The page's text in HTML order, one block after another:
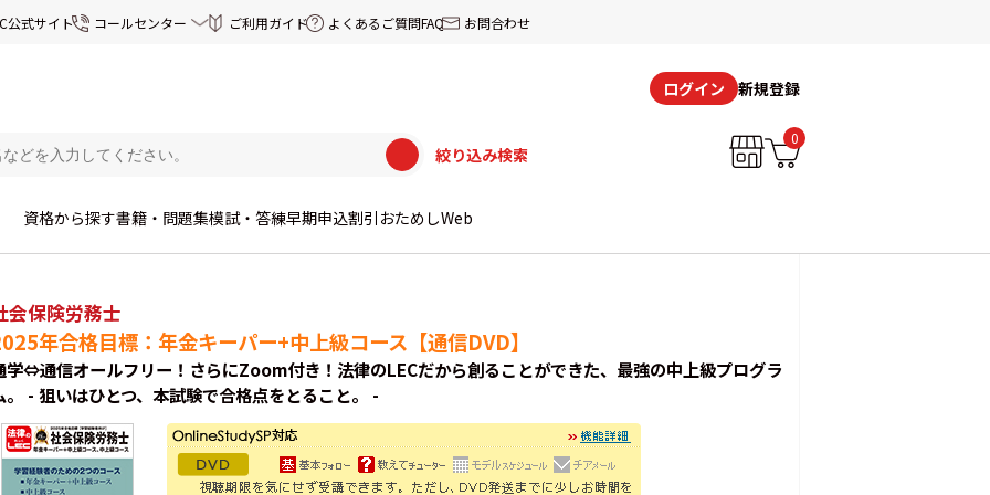
公式サイト コールセンター ご利用ガイド よくあるご質問FAQ お問合わせ
ログイン 新規登録
絞り込み検索
0
資格から探す書籍・問題集模試・答練早期申込割引 おためしWeb
会保険労務士
年合格目標：年金キーパー+中上級コース【通信DVD】
学⇔通信オールフリー！さらにZoom付き！法律のLECだから創ることができた、最強の中上級プログラ
。 - 狙いはひとつ、本試験で合格点をとること。 -